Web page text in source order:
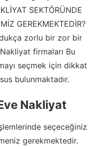
SEKTÖRÜNDE
GEREKMEKTEDİR?
zorlu bir zor bir
firmaları Bu
seçmek için dikkat
bulunmaktadır.
Nakliyat
seçeceğiniz
gerekmektedir.